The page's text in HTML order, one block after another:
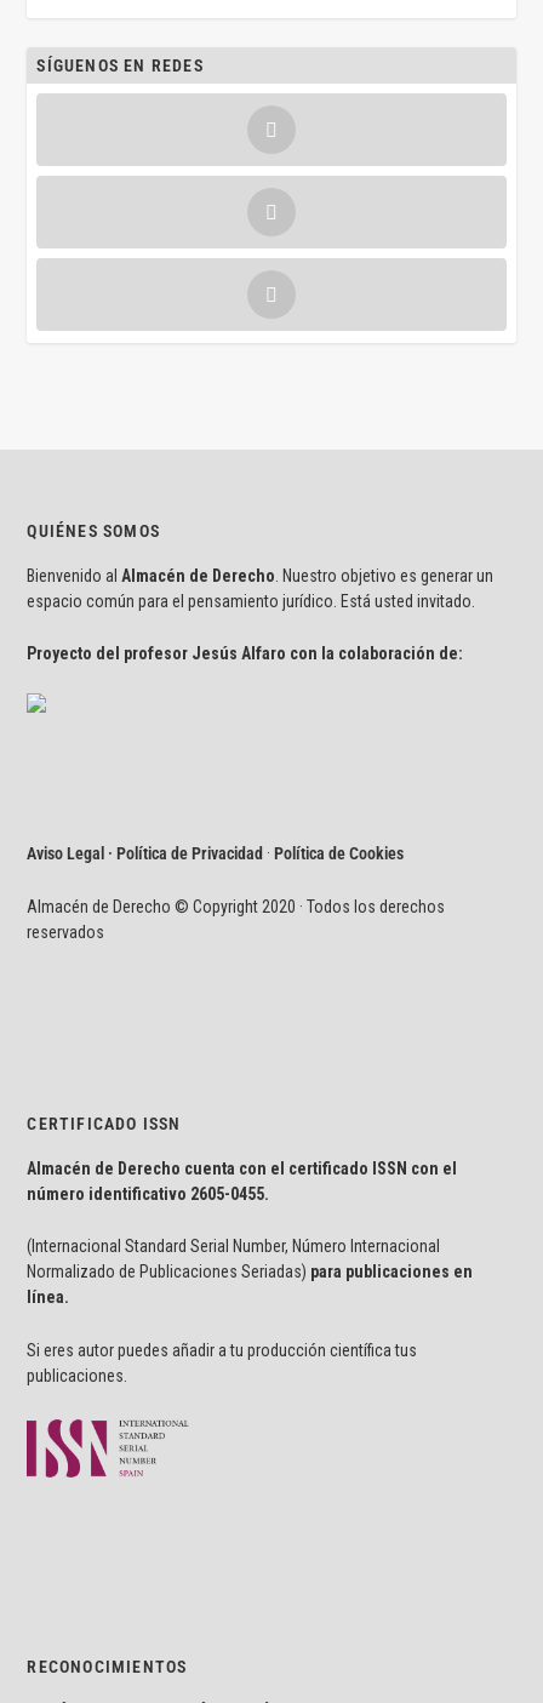
SÍGUENOS EN REDES
QUIÉNES SOMOS
Bienvenido al Almacén de Derecho . Nuestro objetivo es generar un
espacio común para el pensamiento jurídico. Está usted invitado.
Proyecto del profesor Jesús Alfaro con la colaboración de:
Aviso Legal · Política de Privacidad ·Política de Cookies
Almacén de Derecho © Copyright 2020 · Todos los derechos
reservados
CERTIFICADO ISSN
Almacén de Derecho cuenta con el certificado ISSN con el
número identificativo 2605-0455.
(Internacional Standard Serial Number, Número Internacional
Normalizado de Publicaciones Seriadas) para publicaciones en
línea.
Si eres autor puedes añadir a tu producción científica tus
publicaciones.
RECONOCIMIENTOS